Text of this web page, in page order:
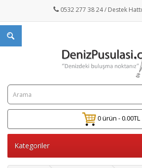
0532 277 38 24/ Destek Hattı
0 ürün - 0.00TL
Kategoriler